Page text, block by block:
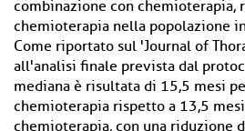
combinazione con chemioterapia,
chemioterapia nella popolazione
Come riportato sul 'Journal of
all'analisi finale prevista dal
mediana è risultata di 15,5 mesi
chemioterapia rispetto a 13,5
chemioterapia, con una riduzione